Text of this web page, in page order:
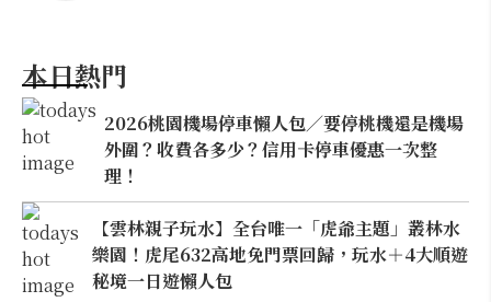
本日熱門
2026桃園機場停車懶人包／要停桃機還是機場
外圍？收費各多少？信用卡停車優惠一次整
理！
【雲林親子玩水】全台唯一「虎爺主題」叢林水
樂園！虎尾632高地免門票回歸，玩水＋4大順遊
秘境一日遊懶人包